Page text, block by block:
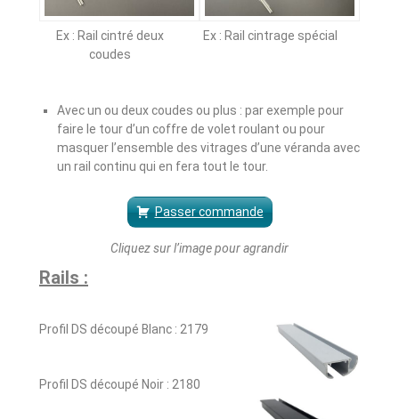
Ex : Rail cintré deux
coudes
Ex : Rail cintrage spécial
Avec un ou deux coudes ou plus : par exemple pour
faire le tour d’un coffre de volet roulant ou pour
masquer l’ensemble des vitrages d’une véranda avec
un rail continu qui en fera tout le tour.
Passer commande
Cliquez sur l’image pour agrandir
Rails :
Profil DS découpé Blanc : 2179
Profil DS découpé Noir : 2180